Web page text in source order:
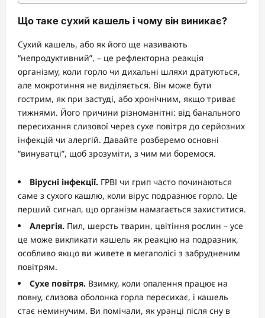
Що таке сухий кашель і чому він виникає?
Сухий кашель, або як його ще називають
“непродуктивний”, – це рефлекторна реакція
організму, коли горло чи дихальні шляхи дратуються,
але мокротиння не виділяється. Він може бути
гострим, як при застуді, або хронічним, якщо триває
тижнями. Його причини різноманітні: від банального
пересихання слизової через сухе повітря до серйозних
інфекцій чи алергій. Давайте розберемо основні
“винуватці”, щоб зрозуміти, з чим ми боремося.
Вірусні інфекції. ГРВІ чи грип часто починаються
саме з сухого кашлю, коли вірус подразнює горло. Це
перший сигнал, що організм намагається захиститися.
Алергія. Пил, шерсть тварин, цвітіння рослин – усе
це може викликати кашель як реакцію на подразник,
особливо якщо ви живете в мегаполісі з забрудненим
повітрям.
Сухе повітря. Взимку, коли опалення працює на
повну, слизова оболонка горла пересихає, і кашель
стає неминучим. Ви помічали, як уранці після сну в